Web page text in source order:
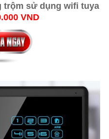
trộm sử dụng wifi tuya
VND